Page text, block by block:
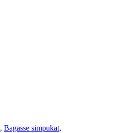
, Bagasse simpukat,